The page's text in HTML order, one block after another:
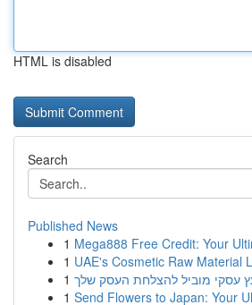
HTML is disabled
Search
Published News
1 Mega888 Free Credit: Your
1 UAE's Cosmetic Raw Material
1 עסקי מוביל להצלחת העסק שלך
1 Send Flowers to Japan: Your